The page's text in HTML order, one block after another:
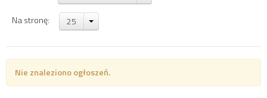
Na stronę: 25
Nie znaleziono ogłoszeń.